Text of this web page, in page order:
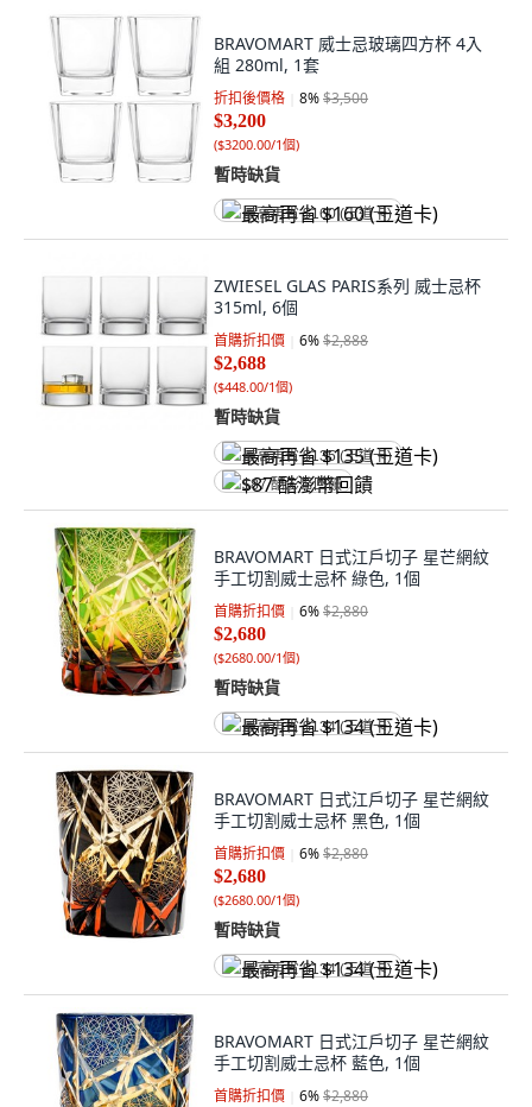
BRAVOMART 威士忌玻璃四方杯 4入
組 280ml, 1套
折扣後價格 8%$3,500
$3,200
($3200.00/1個)
暫時缺貨
最高再省 $160 (王道卡)
ZWIESEL GLAS PARIS系列 威士忌杯
315ml, 6個
首購折扣價 6%$2,888
$2,688
($448.00/1個)
暫時缺貨
最高再省 $135 (王道卡)
$87 酷澎幣回饋
BRAVOMART 日式江戶切子 星芒網紋
手工切割威士忌杯 綠色, 1個
首購折扣價 6%$2,880
$2,680
($2680.00/1個)
暫時缺貨
最高再省 $134 (王道卡)
BRAVOMART 日式江戶切子 星芒網紋
手工切割威士忌杯 黑色, 1個
首購折扣價 6%$2,880
$2,680
($2680.00/1個)
暫時缺貨
最高再省 $134 (王道卡)
BRAVOMART 日式江戶切子 星芒網紋
手工切割威士忌杯 藍色, 1個
首購折扣價 6%$2,880